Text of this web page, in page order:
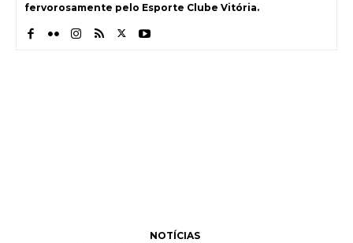
fervorosamente pelo Esporte Clube Vitória.
NOTÍCIAS